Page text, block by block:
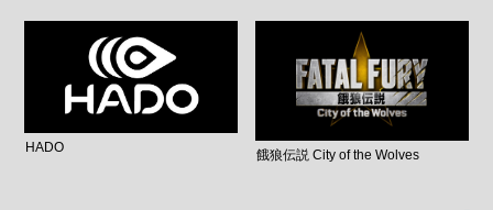
HADO
餓狼伝説 City of the Wolves